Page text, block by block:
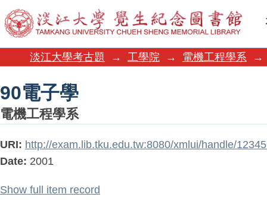
90電子學
淡江大學考古題 → 工學院 → 電機工程學系 →
90電子學
電機工程學系
URI: http://exam.lib.tku.edu.tw:8080/xmlui/handle/
Date: 2001
Show full item record